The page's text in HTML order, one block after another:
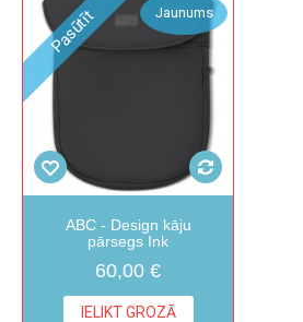
Jaunums
Pasūtīt
ABC - Design kāju
pārsegs Ink
60,00 €
IELIKT GROZĀ